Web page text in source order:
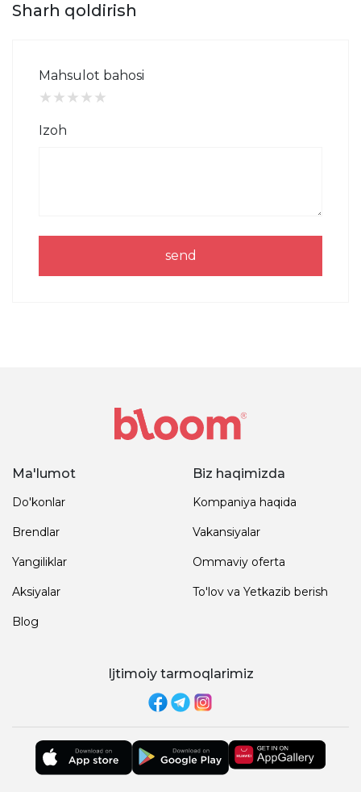
Sharh qoldirish
Mahsulot bahosi
★ ★ ★ ★ ★
Izoh
send
Ma'lumot
Do'konlar
Brendlar
Yangiliklar
Aksiyalar
Blog
Biz haqimizda
Kompaniya haqida
Vakansiyalar
Ommaviy oferta
To'lov va Yetkazib berish
Ijtimoiy tarmoqlarimiz